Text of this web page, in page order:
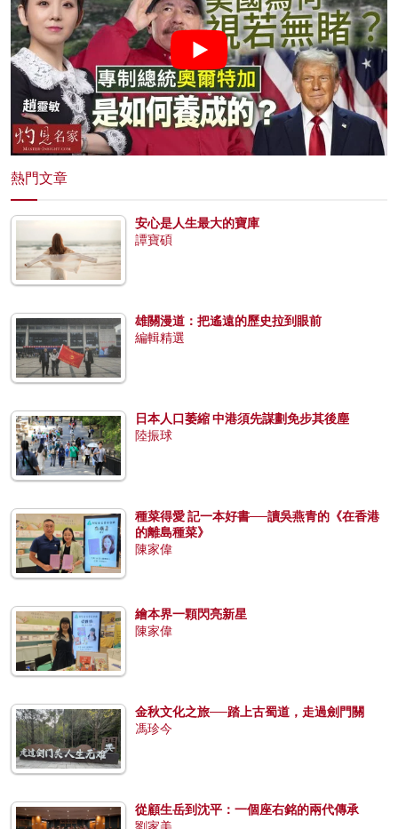
熱門文章
安心是人生最大的寶庫
譚寶碩
雄關漫道：把遙遠的歷史拉到眼前
編輯精選
日本人口萎縮 中港須先謀劃免步其後塵
陸振球
種菜得愛 記一本好書──讀吳燕青的《在香港
的離島種菜》
陳家偉
繪本界一顆閃亮新星
陳家偉
金秋文化之旅──踏上古蜀道，走過劍門關
馮珍今
從顧生岳到沈平：一個座右銘的兩代傳承